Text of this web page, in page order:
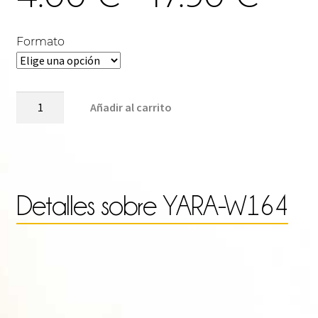
Formato
Añadir al carrito
Detalles sobre YARA-W164